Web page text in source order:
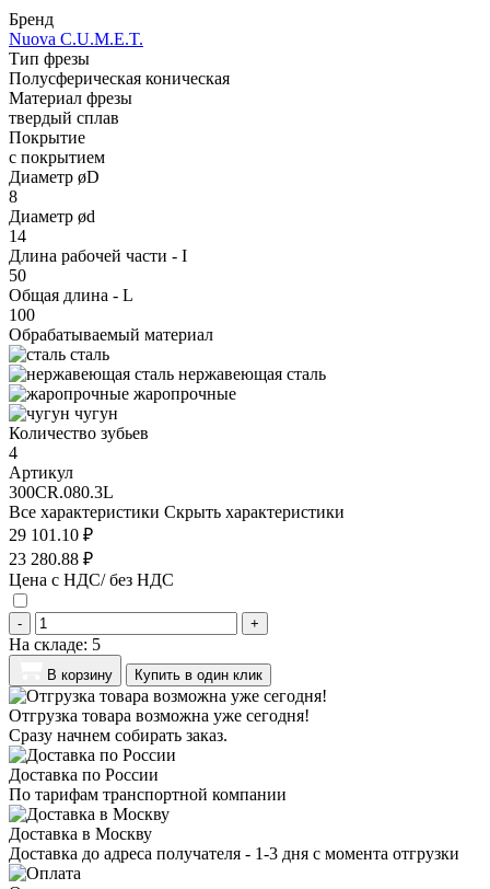
Бренд
Nuova C.U.M.E.T.
Тип фрезы
Полусферическая коническая
Материал фрезы
твердый сплав
Покрытие
с покрытием
Диаметр øD
8
Диаметр ød
14
Длина рабочей части - I
50
Общая длина - L
100
Обрабатываемый материал
сталь
нержавеющая сталь
жаропрочные
чугун
Количество зубьев
4
Артикул
300CR.080.3L
Все характеристики Скрыть характеристики
29 101.10 ₽
23 280.88 ₽
Цена с НДС/ без НДС
- +
На складе: 5
В корзину Купить в один клик
Отгрузка товара возможна уже сегодня!
Сразу начнем собирать заказ.
Доставка по России
По тарифам транспортной компании
Доставка в Москву
Доставка до адреса получателя - 1-3 дня с момента отгрузки